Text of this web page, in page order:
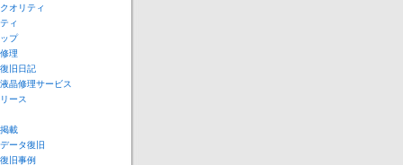
オリティ
ィ
プ
理
旧日記
晶修理サービス
ース
載
ータ復旧
旧事例